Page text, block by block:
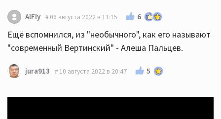
AlFly 06 августа 2022 в 11:15 6
Ещё вспомнился, из "необычного", как его называют
"современный Вертинский" - Алеша Пальцев.
jura913 10 августа 2022 в 20:47 5